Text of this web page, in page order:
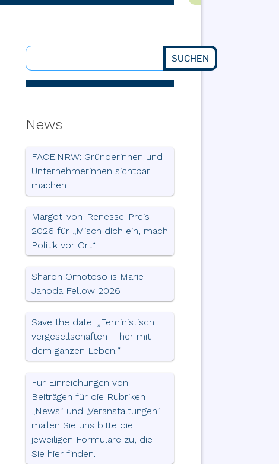
Suchen
SUCHEN
News
FACE.NRW: Gründerinnen und
Unternehmerinnen sichtbar
machen
Margot-von-Renesse-Preis
2026 für „Misch dich ein, mach
Politik vor Ort“
Sharon Omotoso is Marie
Jahoda Fellow 2026
Save the date: „Feministisch
vergesellschaften – her mit
dem ganzen Leben!“
Für Einreichungen von
Beiträgen für die Rubriken
„News“ und „Veranstaltungen“
mailen Sie uns bitte die
jeweiligen Formulare zu, die
Sie hier finden.